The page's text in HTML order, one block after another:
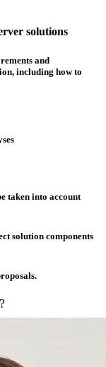
solutions
and
including how to
taken into account
solution components